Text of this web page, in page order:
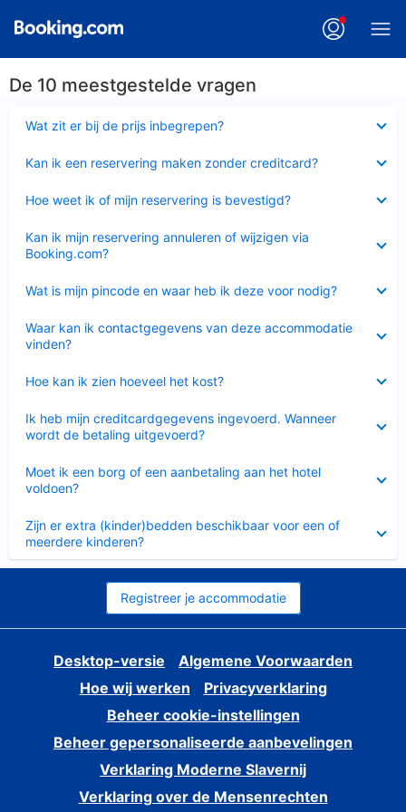
De 10 meestgestelde vragen
Wat zit er bij de prijs inbegrepen?
Kan ik een reservering maken zonder creditcard?
Hoe weet ik of mijn reservering is bevestigd?
Kan ik mijn reservering annuleren of wijzigen via
Booking.com?
Wat is mijn pincode en waar heb ik deze voor nodig?
Waar kan ik contactgegevens van deze accommodatie
vinden?
Hoe kan ik zien hoeveel het kost?
Ik heb mijn creditcardgegevens ingevoerd. Wanneer
wordt de betaling uitgevoerd?
Moet ik een borg of een aanbetaling aan het hotel
voldoen?
Zijn er extra (kinder)bedden beschikbaar voor een of
meerdere kinderen?
Registreer je accommodatie
Desktop-versie
Algemene Voorwaarden
Hoe wij werken
Privacyverklaring
Beheer cookie-instellingen
Beheer gepersonaliseerde aanbevelingen
Verklaring Moderne Slavernij
Verklaring over de Mensenrechten